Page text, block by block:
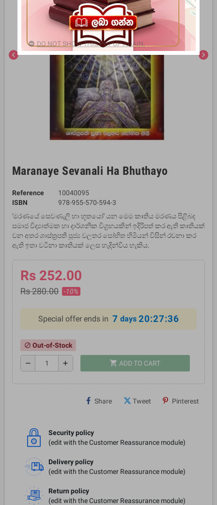
chevron_left chevron_right
Maranaye Sevanali Ha Bhuthayo
Reference
10040095
ISBN
978-955-570-594-3
'මරණයේ සෙවණැලි හා භූතයෝ' යන මෙම කෘතිය මරණය පිළිබද
සමාජ විද්‍යාත්මක හා දාර්ශනික විග්‍රහයකින් ඉදිරිපත් කර ඇති කෘතියක්
වන අතර ශාස්ත්‍රපති පූජ්‍ය වලතර සෝභිත හිමියන් විසින් රචනා කර
ඇති ඉතා වටිනා කෘතියක් ලෙස හැදින්විය හැකිය.
Rs 252.00
Rs 280.00 -10%
Special offer ends in 7 days 20:27:36
block Out-of-Stock
remove add shopping_cart ADD TO CART
Share Tweet Pinterest
Security policy
(edit with the Customer Reassurance module)
Delivery policy
(edit with the Customer Reassurance module)
Return policy
(edit with the Customer Reassurance module)
DO NOT SHOW THIS POPUP AGAIN.